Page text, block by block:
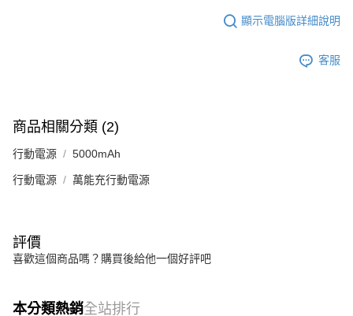
顯示電腦版詳細說明
客服
商品相關分類 (2)
行動電源 5000mAh
行動電源 萬能充行動電源
評價
喜歡這個商品嗎？購買後給他一個好評吧
本分類熱銷全站排行